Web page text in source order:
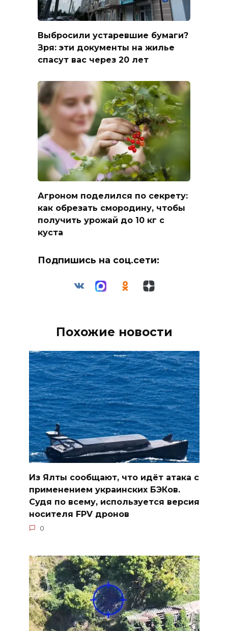
Выбросили устаревшие бумаги?
Зря: эти документы на жилье
спасут вас через 20 лет
Агроном поделился по секрету:
как обрезать смородину, чтобы
получить урожай до 10 кг с
куста
Подпишись на соц.сети:
Похожие новости
Из Ялты сообщают, что идёт атака с
применением украинских БЭКов.
Судя по всему, используется версия
носителя FPV дронов
0